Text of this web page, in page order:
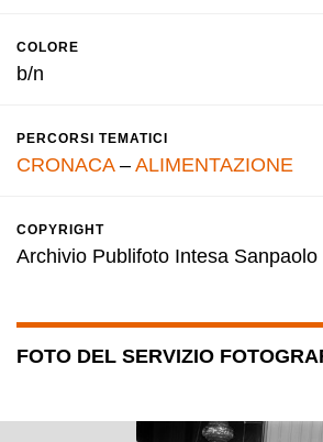
COLORE
b/n
PERCORSI TEMATICI
CRONACA– ALIMENTAZIONE
COPYRIGHT
Archivio Publifoto Intesa Sanpaolo
FOTO DEL SERVIZIO